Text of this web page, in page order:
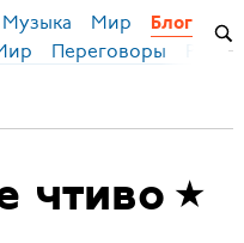
Музыка Мир Блог
Переговоры
чтиво